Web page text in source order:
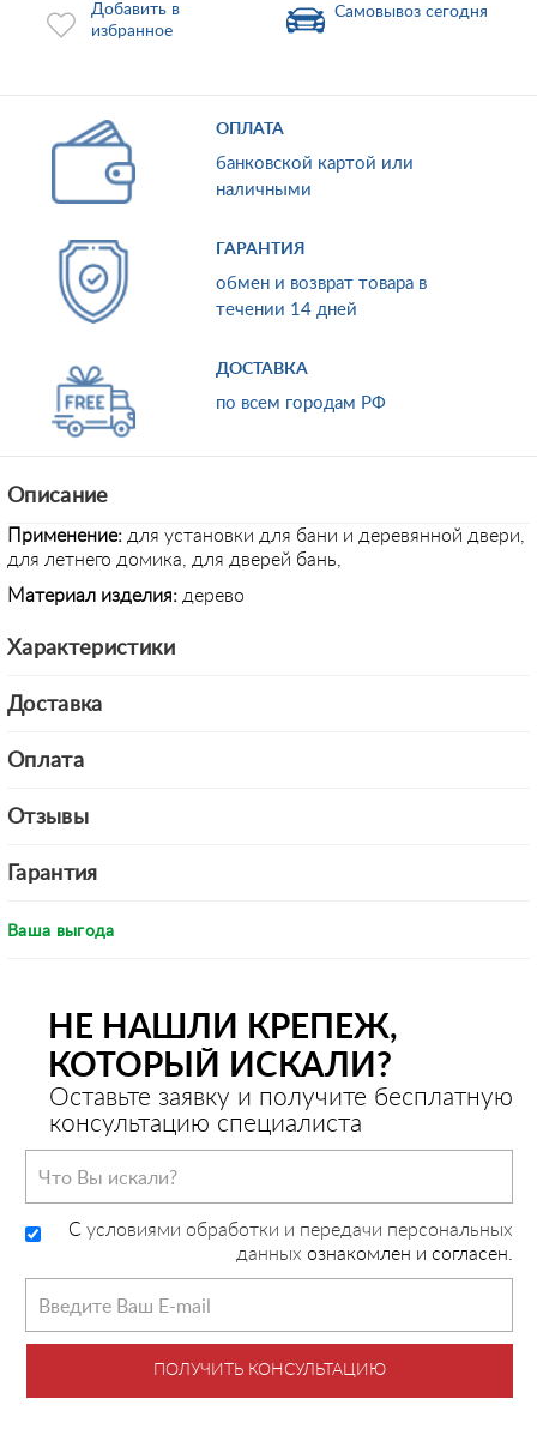
Добавить в
избранное
Самовывоз сегодня
ОПЛАТА
банковской картой или
наличными
ГАРАНТИЯ
обмен и возврат товара в
течении 14 дней
ДОСТАВКА
по всем городам РФ
Описание
Применение: для установки для бани и деревянной двери,
для летнего домика, для дверей бань,
Материал изделия: дерево
Характеристики
Доставка
Оплата
Отзывы
Гарантия
Ваша выгода
НЕ НАШЛИ КРЕПЕЖ,
КОТОРЫЙ ИСКАЛИ?
Оставьте заявку и получите бесплатную
консультацию специалиста
C условиями обработки и передачи персональных
данных ознакомлен и согласен.
ПОЛУЧИТЬ КОНСУЛЬТАЦИЮ